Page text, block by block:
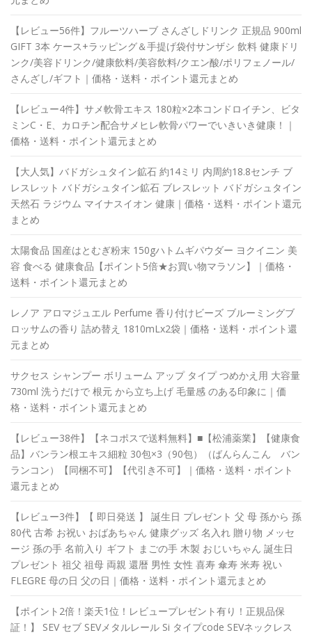
【レビュー56件】フルーツハーブ さんざしドリンク 正規品 900ml
GIFT 3本 ケース+ラッピング＆手提げ袋付サンザシ 飲料 健康ドリ
ンク/美容ドリンク/健康飲料/美容飲料/クエン酸/ポリフェノール/
さんざし/ギフト｜価格・送料・ポイント還元まとめ
【レビュー4件】サメ軟骨エキス 180粒×2本コンドロイチン、ビタ
ミンC・E、カロチン配合サメヒレ軟骨パワーでいきいき健康！｜
価格・送料・ポイント還元まとめ
【大人気】バドガシュタイン鉱石 約14ミリ 内周約18.8センチ ブ
レスレット バドガシュタイン鉱石 ブレスレット バドガシュタイン
天然石 ラジウム マイナスイオン 健康｜価格・送料・ポイント還元
まとめ
太陽食品 国産はとむぎ粉末 150gハトムギパウダー ヨクイニン 美
容 食べる 健康食品【ポイント5倍★お買い物マラソン】｜価格・
送料・ポイント還元まとめ
レノア アロマジュエル Perfume 香り付けビーズ ブルーミングブ
ロッサムの香り 詰め替え 1810mLx2袋｜価格・送料・ポイント還
元まとめ
サクセス シャンプー ボリューム アップ タイプ つめかえ用 大容量
730ml 洗うだけで 根元 から立ち上げ 毛量感 のある印象に｜価
格・送料・ポイント還元まとめ
【レビュー38件】【ネコポスで送料無料】■【松浦薬業】【健康食
品】バンラン根エキス細粒 30包×3（90包）（ばんらんこん バン
ランコン）【同梱不可】【代引き不可】｜価格・送料・ポイント
還元まとめ
【レビュー3件】【 即日発送 】 誕生日 プレゼント 父 母 孫から 孫
80代 古希 お祝い おばあちゃん 健康グッズ 名入れ 贈り物 メッセ
ージ 孫の手 名前入り ギフト まごの手 木製 おじいちゃん 誕生日
プレゼント 祖父 祖母 両親 還暦 男性 女性 喜寿 傘寿 米寿 祝い
FLEGRE 母の日 父の日｜価格・送料・ポイント還元まとめ
【ポイント2倍！楽天1位！レビュープレゼント有り！正規品保
証！】 SEV セブ SEVメタルレール Si タイプcode SEVネックレス